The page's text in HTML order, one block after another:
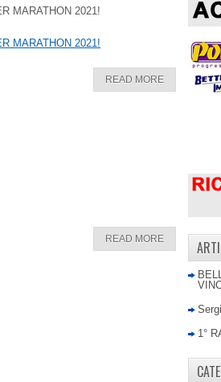
MARATHON 2021!
MARATHON 2021!
READ MORE
READ MORE
1°